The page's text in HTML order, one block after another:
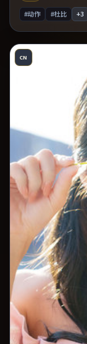
#动作 #杜比 +3
CN